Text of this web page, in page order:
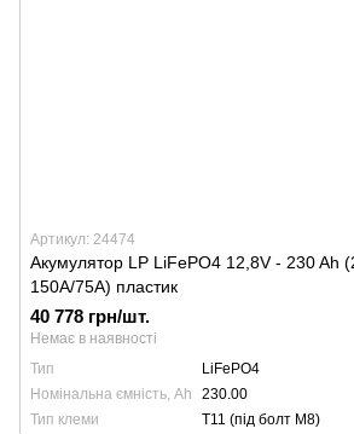
Артикул: 24474
Акумулятор LP LiFePO4 12,8V - 230 Ah
150A/75A) пластик
40 778 грн/шт.
Немає в наявності
Тип
LiFePO4
Номінальна ємність, Ah
230.00
Тип клеми
T11 (під болт М8)